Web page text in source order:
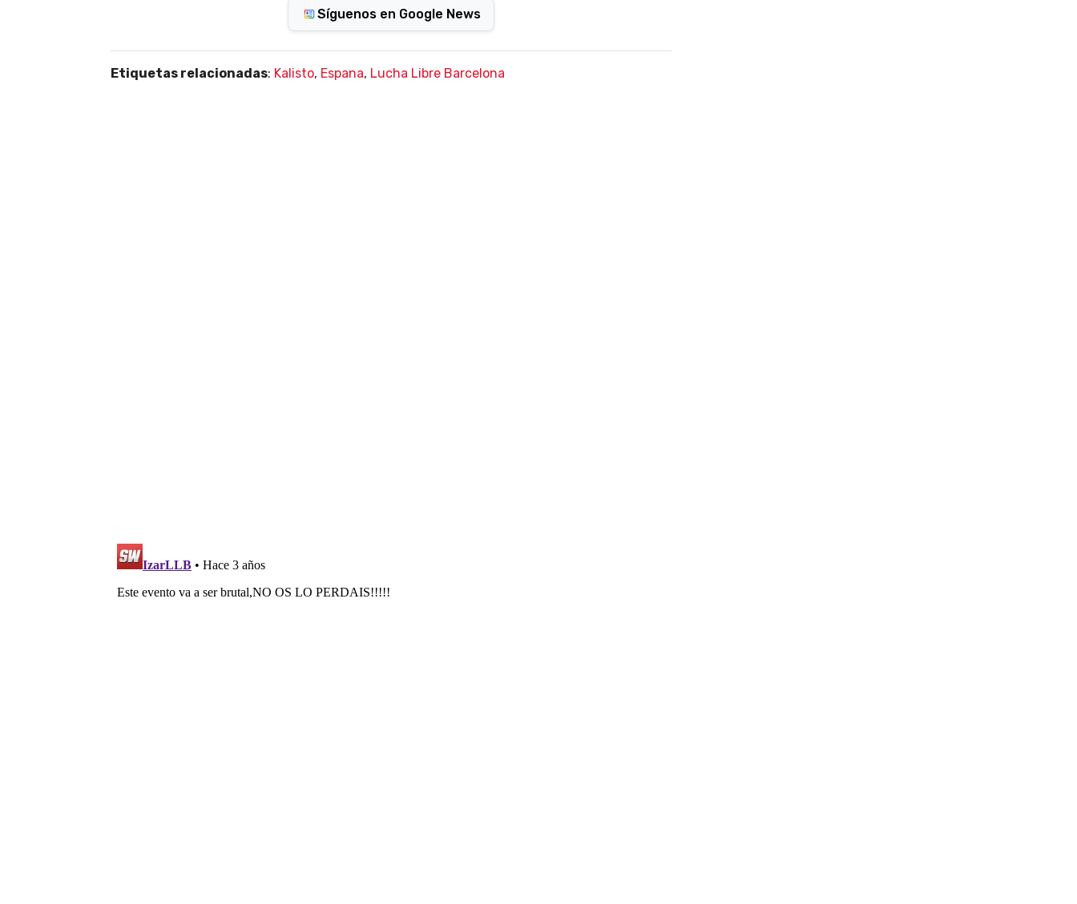
Síguenos en Google News
Etiquetas relacionadas: Kalisto, Espana, Lucha Libre Barcelona